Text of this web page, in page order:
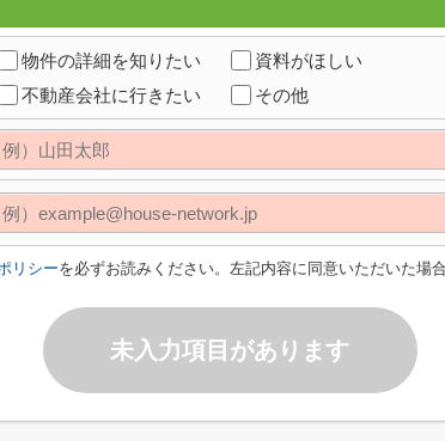
物件の詳細を知りたい 資料がほしい
不動産会社に行きたい
その他
リシーを必ずお読みください。左記内容に同意いただいた場
未入力項目があります